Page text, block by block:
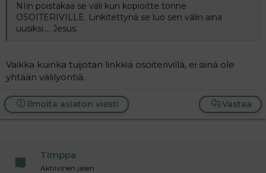
NIin poistakaa se väli kun kopioitte tonne
OSOITERIVILLE. Linkitettynä se luo sen välin aina
uusiksi.... Jesus.
Vaikka kuinka tuijotan linkkiä osoiterivillä, ei siinä ole
yhtään välilyöntiä.
Vastaa
Ilmoita asiaton viesti
Timppa
Aktiivinen jäsen